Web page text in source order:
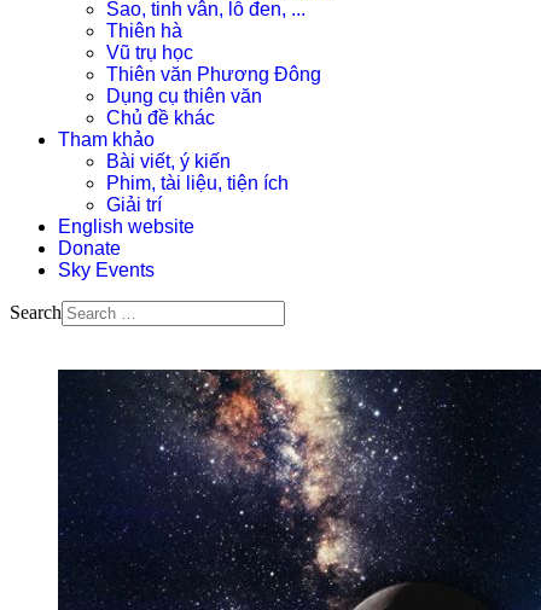
Sao, tinh vân, lỗ đen, ...
Thiên hà
Vũ trụ học
Thiên văn Phương Đông
Dụng cụ thiên văn
Chủ đề khác
Tham khảo
Bài viết, ý kiến
Phim, tài liệu, tiện ích
Giải trí
English website
Donate
Sky Events
Search